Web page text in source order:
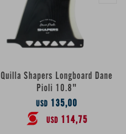
Quilla Shapers Longboard Dane
Pioli 10.8"
USD 135,00
USD 114,75